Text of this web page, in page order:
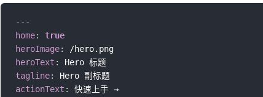
---
home:
true
heroImage:
heroText :
tagline:
actionText :